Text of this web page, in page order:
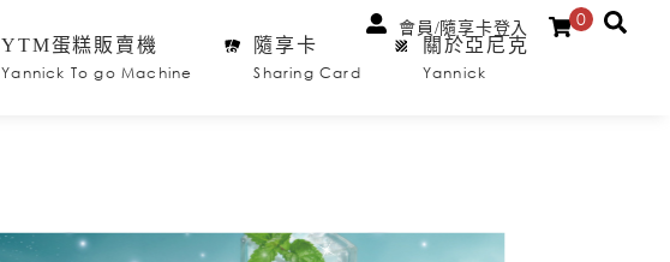
YTM蛋糕販賣機
Yannick To go Machine
隨享卡
Sharing Card
關於亞尼克
Yannick
會員/隨享卡登入 0